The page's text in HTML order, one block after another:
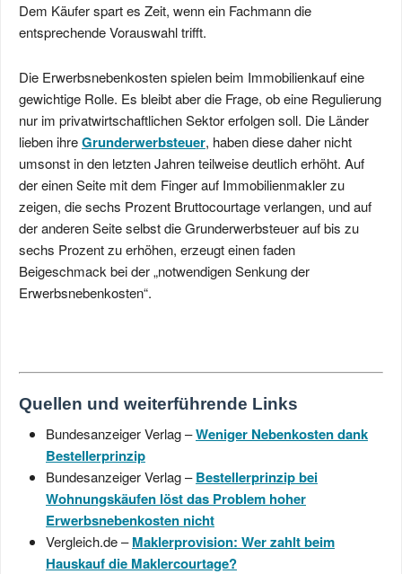
Dem Käufer spart es Zeit, wenn ein Fachmann die
entsprechende Vorauswahl trifft.
Die Erwerbsnebenkosten spielen beim Immobilienkauf eine
gewichtige Rolle. Es bleibt aber die Frage, ob eine Regulierung
nur im privatwirtschaftlichen Sektor erfolgen soll. Die Länder
lieben ihreGrunderwerbsteuer, haben diese daher nicht
umsonst in den letzten Jahren teilweise deutlich erhöht. Auf
der einen Seite mit dem Finger auf Immobilienmakler zu
zeigen, die sechs Prozent Bruttocourtage verlangen, und auf
der anderen Seite selbst die Grunderwerbsteuer auf bis zu
sechs Prozent zu erhöhen, erzeugt einen faden
Beigeschmack bei der „notwendigen Senkung der
Erwerbsnebenkosten“.
Quellen und weiterführende Links
Bundesanzeiger Verlag –Weniger Nebenkosten dank
Bestellerprinzip
Bundesanzeiger Verlag –Bestellerprinzip bei
Wohnungskäufen löst das Problem hoher
Erwerbsnebenkosten nicht
Vergleich.de –Maklerprovision: Wer zahlt beim
Hauskauf die Maklercourtage?